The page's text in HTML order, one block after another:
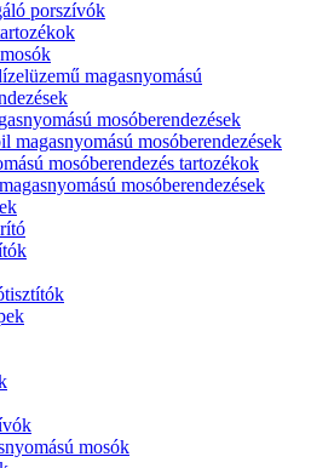
porszívók
magasnyomású
mosóberendezések
magasnyomású mosóberendezések
mosóberendezés tartozékok
mosóberendezések
mosók